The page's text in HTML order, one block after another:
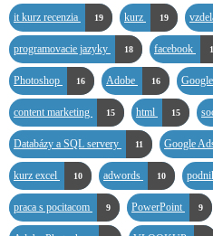
it kurz recenzia 19 kurz 19
programovacie jazyky 18 facebook
Photoshop 16 Adobe 16
content marketing 15 html 15
Databázy a SQL servery 11 Google
kurz excel 10 adwords 10
praca s pocitacom 9 PowerPoint 9